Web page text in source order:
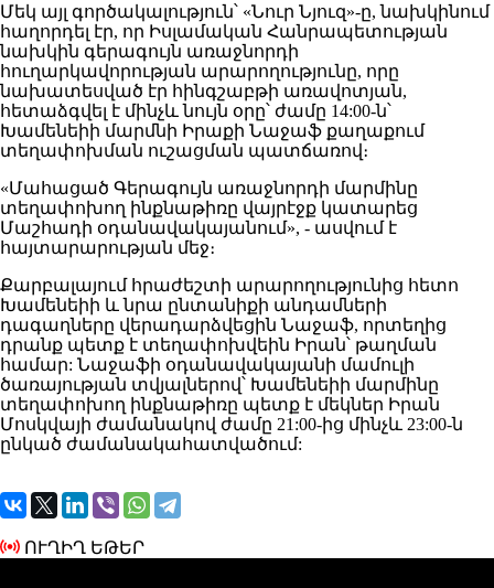
Մեկ այլ գործակալություն՝ «Նուր Նյուզ»-ը, նախկինում
հաղորդել էր, որ Իսլամական Հանրապետության
նախկին գերագույն առաջնորդի
հուղարկավորության արարողությունը, որը
նախատեսված էր հինգշաբթի առավոտյան,
հետաձգվել է մինչև նույն օրը՝ ժամը 14:00-ն՝
Խամենեիի մարմնի Իրաքի Նաջաֆ քաղաքում
տեղափոխման ուշացման պատճառով։
«Մահացած Գերագույն առաջնորդի մարմինը
տեղափոխող ինքնաթիռը վայրէջք կատարեց
Մաշհադի օդանավակայանում», - ասվում է
հայտարարության մեջ։
Քարբալայում հրաժեշտի արարողությունից հետո
Խամենեիի և նրա ընտանիքի անդամների
դագաղները վերադարձվեցին Նաջաֆ, որտեղից
դրանք պետք է տեղափոխվեին Իրան՝ թաղման
համար: Նաջաֆի օդանավակայանի մամուլի
ծառայության տվյալներով՝ Խամենեիի մարմինը
տեղափոխող ինքնաթիռը պետք է մեկներ Իրան
Մոսկվայի ժամանակով ժամը 21:00-ից մինչև 23:00-ն
ընկած ժամանակահատվածում:
ՈՒՂԻՂ ԵԹԵՐ